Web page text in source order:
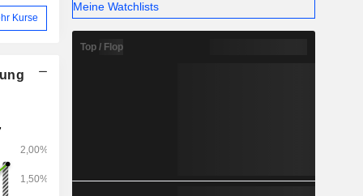
Kurse
Meine Watchlists
Top / Flop